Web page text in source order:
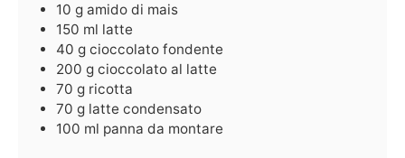
10 g amido di mais
150 ml latte
40 g cioccolato fondente
200 g cioccolato al latte
70 g ricotta
70 g latte condensato
100 ml panna da montare